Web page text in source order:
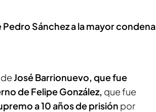
Sánchez a la mayor condena
José Barrionuevo, que fue
de Felipe González, que fue
a 10 años de prisión por